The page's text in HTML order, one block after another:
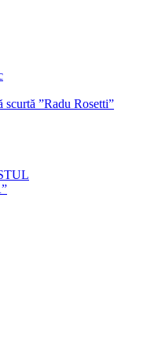
scurtă ”Radu Rosetti”